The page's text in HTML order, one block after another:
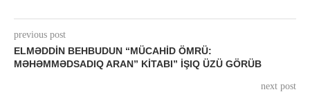
previous post
ELMƏDDIN BEHBUDUN “MÜCAHID ÖMRÜ:
MƏHƏMMƏDSADIQ ARAN” KITABI” IŞIQ ÜZÜ GÖRÜB
next post